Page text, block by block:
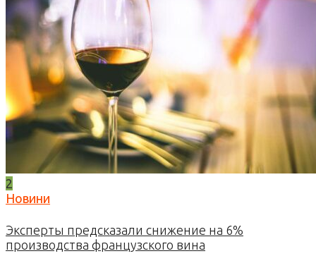
2
Новини
Эксперты предсказали снижение на 6%
производства французского вина